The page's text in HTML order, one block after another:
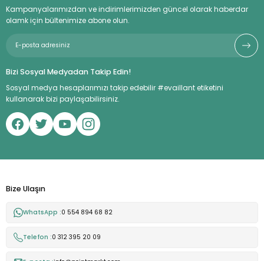
Kampanyalarımızdan ve indirimlerimizden güncel olarak haberdar
olamk için bültenimize abone olun.
Bizi Sosyal Medyadan Takip Edin!
Sosyal medya hesaplarımızı takip edebilir #evaillant etiketini
kullanarak bizi paylaşabilirsiniz.
Bize Ulaşın
WhatsApp :0 554 894 68 82
Telefon :0 312 395 20 09